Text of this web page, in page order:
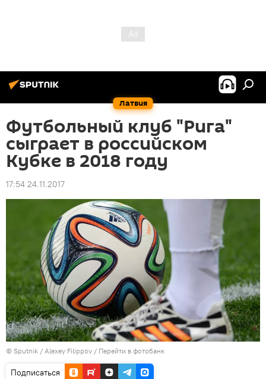
Латвия
Футбольный клуб "Рига"
сыграет в российском
Кубке в 2018 году
17:54 24.11.2017
© Sputnik / Alexey Filippov / Перейти в фотобанк
Подписаться